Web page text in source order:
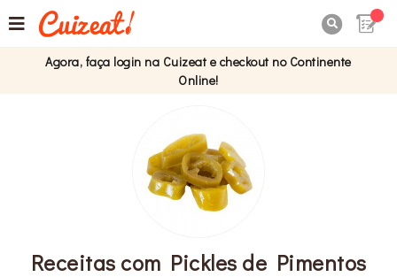

Agora, faça login na Cuizeat e checkout no Continente
Online!
Receitas com Pickles de Pimentos